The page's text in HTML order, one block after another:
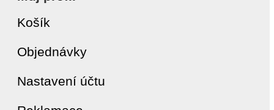
Košík
Objednávky
Nastavení účtu